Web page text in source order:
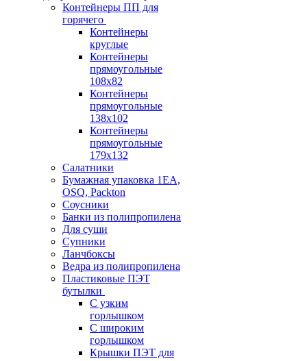
Контейнеры ПП для
горячего
Контейнеры
круглые
Контейнеры
прямоугольные
108х82
Контейнеры
прямоугольные
138х102
Контейнеры
прямоугольные
179х132
Салатники
Бумажная упаковка 1ЕА,
OSQ, Packton
Соусники
Банки из полипропилена
Для суши
Супники
Ланчбоксы
Ведра из полипропилена
Пластиковые ПЭТ
бутылки
С узким
горлышком
С широким
горлышком
Крышки ПЭТ для